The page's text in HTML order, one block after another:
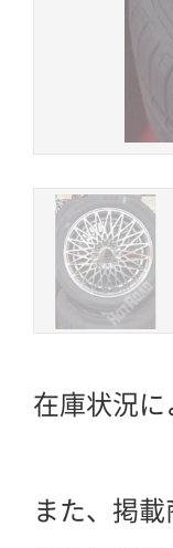
在庫状況
また、掲